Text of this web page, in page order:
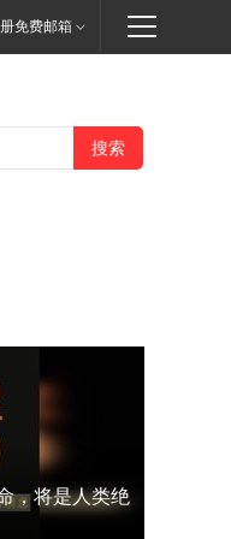
免费邮箱
，将是人类绝